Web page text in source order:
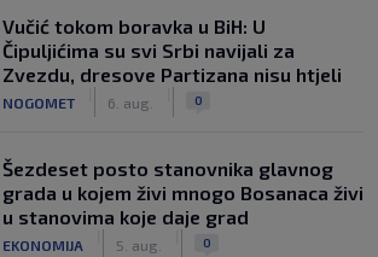
Vučić tokom boravka u BiH: U
Čipuljićima su svi Srbi navijali za
Zvezdu, dresove Partizana nisu htjeli
NOGOMET 6. aug. 0
Šezdeset posto stanovnika glavnog
grada u kojem živi mnogo Bosanaca živi
u stanovima koje daje grad
EKONOMIJA 5. aug. 0